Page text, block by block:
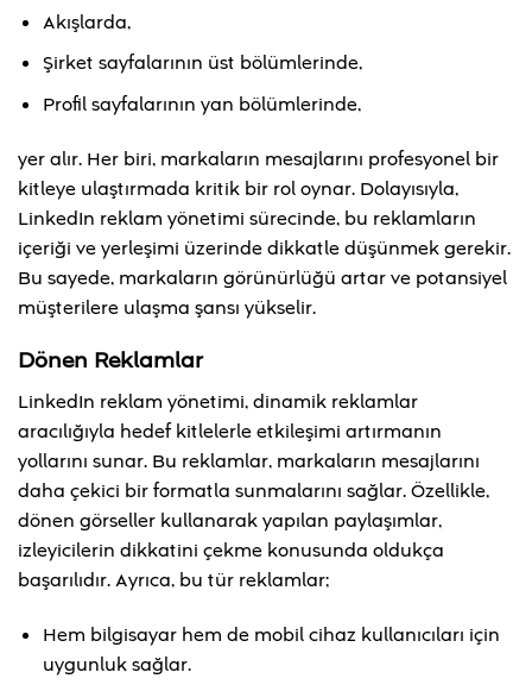
Akışlarda,
Şirket sayfalarının üst bölümlerinde,
Profil sayfalarının yan bölümlerinde,
yer alır. Her biri, markaların mesajlarını profesyonel bir
kitleye ulaştırmada kritik bir rol oynar. Dolayısıyla,
LinkedIn reklam yönetimi sürecinde, bu reklamların
içeriği ve yerleşimi üzerinde dikkatle düşünmek gerekir.
Bu sayede, markaların görünürlüğü artar ve potansiyel
müşterilere ulaşma şansı yükselir.
Dönen Reklamlar
LinkedIn reklam yönetimi, dinamik reklamlar
aracılığıyla hedef kitlelerle etkileşimi artırmanın
yollarını sunar. Bu reklamlar, markaların mesajlarını
daha çekici bir formatla sunmalarını sağlar. Özellikle,
dönen görseller kullanarak yapılan paylaşımlar,
izleyicilerin dikkatini çekme konusunda oldukça
başarılıdır. Ayrıca, bu tür reklamlar;
Hem bilgisayar hem de mobil cihaz kullanıcıları için
uygunluk sağlar.